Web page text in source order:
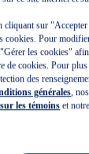
cliquant sur
cookies. Pour
les cookies"
de cookies. Pour
des
générales, nos
les témoins et notre